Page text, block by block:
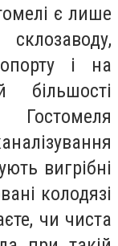
є лише
і на
більшості
вигрібні
колодязі
чи чиста